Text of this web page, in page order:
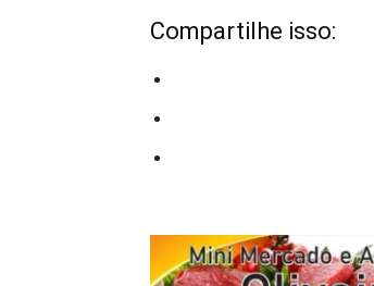
Compartilhe isso: